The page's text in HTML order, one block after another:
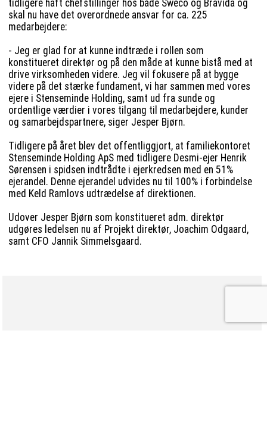
tidligere haft chefstillinger hos både Sweco og Bravida og
skal nu have det overordnede ansvar for ca. 225
medarbejdere:
- Jeg er glad for at kunne indtræde i rollen som
konstitueret direktør og på den måde at kunne bistå med at
drive virksomheden videre. Jeg vil fokusere på at bygge
videre på det stærke fundament, vi har sammen med vores
ejere i Stenseminde Holding, samt ud fra sunde og
ordentlige værdier i vores tilgang til medarbejdere, kunder
og samarbejdspartnere, siger Jesper Bjørn.
Tidligere på året blev det offentliggjort, at familiekontoret
Stenseminde Holding ApS med tidligere Desmi-ejer Henrik
Sørensen i spidsen indtrådte i ejerkredsen med en 51%
ejerandel. Denne ejerandel udvides nu til 100% i forbindelse
med Keld Ramlovs udtrædelse af direktionen.
Udover Jesper Bjørn som konstitueret adm. direktør
udgøres ledelsen nu af Projekt direktør, Joachim Odgaard,
samt CFO Jannik Simmelsgaard.